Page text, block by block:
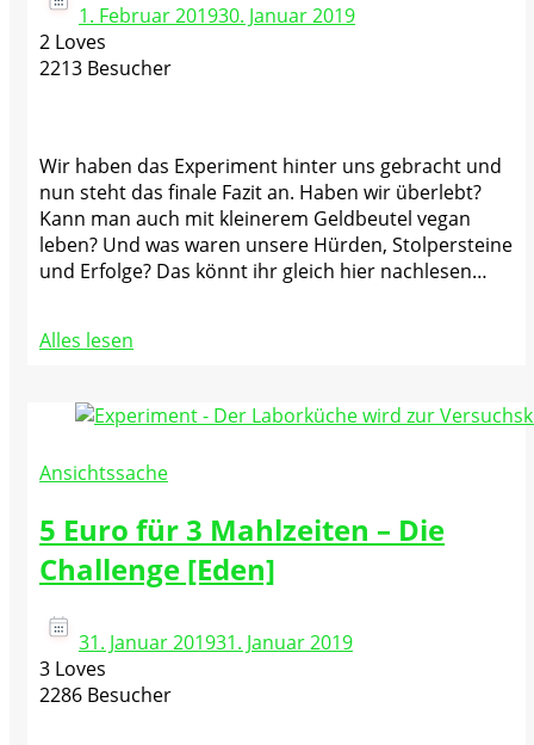
1. Februar 201930. Januar 2019
2 Loves
2213 Besucher
Wir haben das Experiment hinter uns gebracht und
nun steht das finale Fazit an. Haben wir überlebt?
Kann man auch mit kleinerem Geldbeutel vegan
leben? Und was waren unsere Hürden, Stolpersteine
und Erfolge? Das könnt ihr gleich hier nachlesen…
Alles lesen
Ansichtssache
5 Euro für 3 Mahlzeiten – Die
Challenge [Eden]
31. Januar 201931. Januar 2019
3 Loves
2286 Besucher